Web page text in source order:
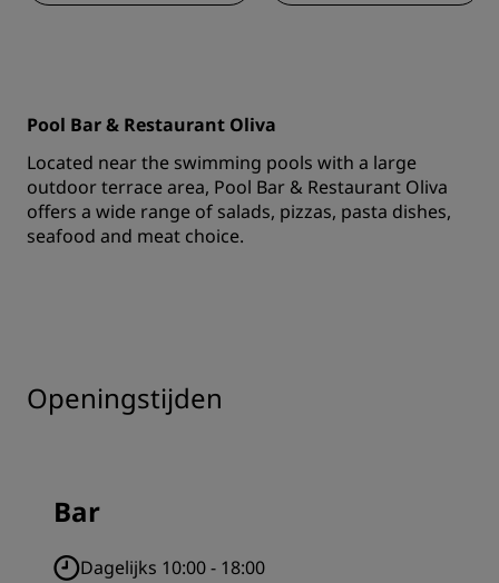
Pool Bar & Restaurant Oliva
Located near the swimming pools with a large
outdoor terrace area, Pool Bar & Restaurant Oliva
offers a wide range of salads, pizzas, pasta dishes,
seafood and meat choice.
Openingstijden
Bar
Dagelijks 10:00 - 18:00